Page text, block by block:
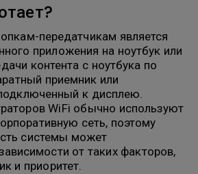
передатчикам является
приложения на ноутбук или
контента с ноутбука по
приемник или
к дисплею.
WiFi обычно используют
сеть, поэтому
системы может
от таких факторов,
и приоритет.